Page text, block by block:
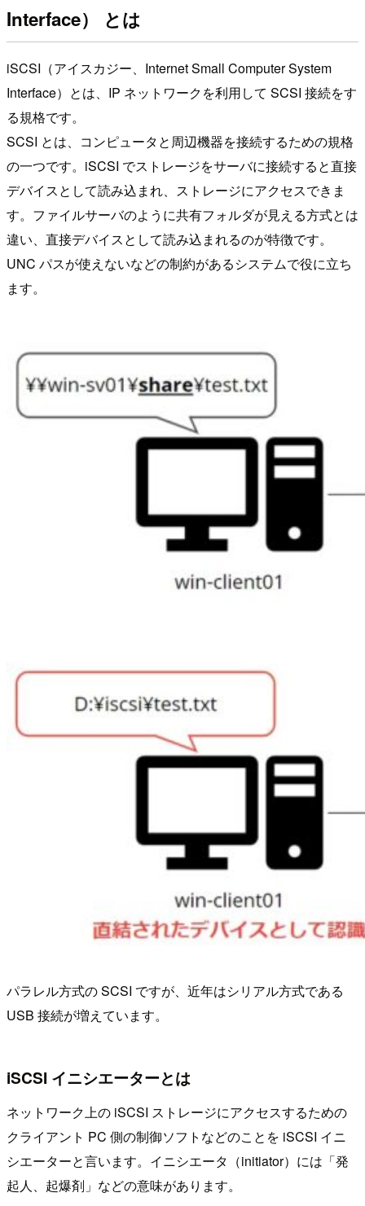
Interface） とは
iSCSI（アイスカジー、Internet Small Computer System
Interface）とは、IP ネットワークを利用して SCSI 接続をす
る規格です。
SCSI とは、コンピュータと周辺機器を接続するための規格
の一つです。iSCSI でストレージをサーバに接続すると直接
デバイスとして読み込まれ、ストレージにアクセスできま
す。ファイルサーバのように共有フォルダが見える方式とは
違い、直接デバイスとして読み込まれるのが特徴です。
UNC パスが使えないなどの制約があるシステムで役に立ち
ます。
パラレル方式の SCSI ですが、近年はシリアル方式である
USB 接続が増えています。
iSCSI イニシエーターとは
ネットワーク上の iSCSI ストレージにアクセスするための
クライアント PC 側の制御ソフトなどのことを iSCSI イニ
シエーターと言います。イニシエータ（initiator）には「発
起人、起爆剤」などの意味があります。